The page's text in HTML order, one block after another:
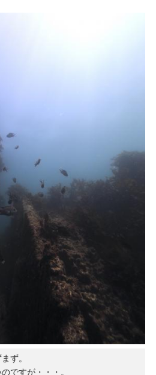
ず。
ですが・・・。